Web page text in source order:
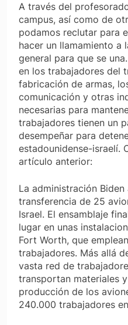
A través del
campus, así como de
podamos reclutar para
hacer un llamamiento a
general para que se
en los trabajadores del
fabricación de armas,
comunicación y otras
necesarias para
trabajadores tienen un
desempeñar para
estadounidense-israelí.
artículo anterior:
La administración
transferencia de 25
Israel. El ensamblaje
lugar en unas
Fort Worth, que
trabajadores. Más allá
vasta red de
transportan materiales
producción de los
240.000 trabajadores